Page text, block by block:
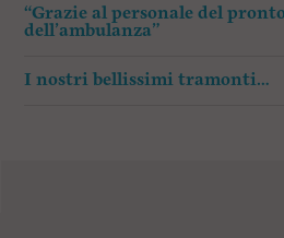
“Grazie al personale del
dell’ambulanza”
I nostri bellissimi tramonti…